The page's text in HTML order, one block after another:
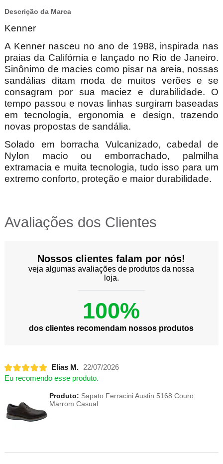
Descrição da Marca
Kenner
A Kenner nasceu no ano de 1988, inspirada nas
praias da Califórnia e lançado no Rio de Janeiro.
Sinônimo de macies como pisar na areia, nossas
sandálias ditam moda de muitos verões e se
consagram por sua maciez e durabilidade. O
tempo passou e novas linhas surgiram baseadas
em tecnologia, ergonomia e design, trazendo
novas propostas de sandália.
Solado em borracha Vulcanizado, cabedal de
Nylon macio ou emborrachado, palmilha
extramacia e muita tecnologia, tudo isso para um
extremo conforto, proteção e maior durabilidade.
Avaliações dos Clientes
Nossos clientes falam por nós!
veja algumas avaliações de produtos da nossa
loja.
100%
dos clientes recomendam nossos produtos
Elias M. 22/07/2026
Eu recomendo esse produto.
Produto: Sapato Ferracini Austin 5168 Couro
Marrom Casual